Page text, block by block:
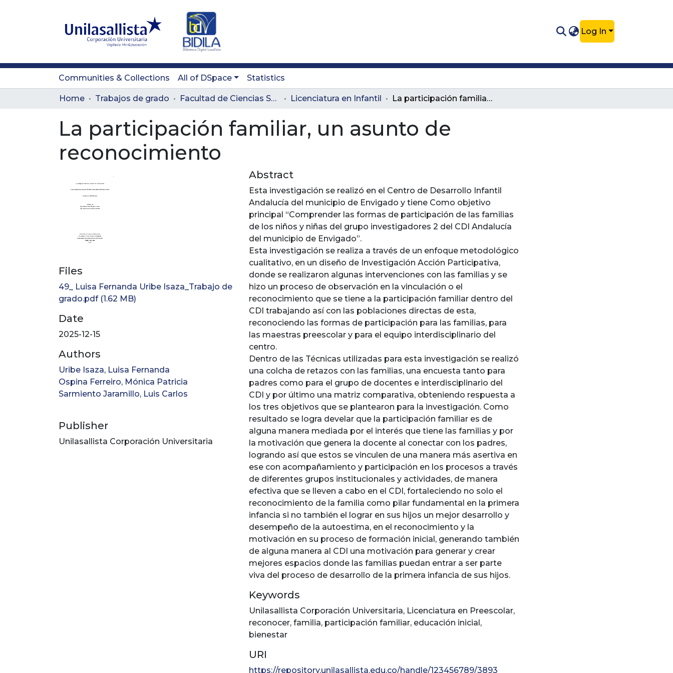
Log In
Communities & Collections All of DSpace Statistics
Home Trabajos de grado Facultad de Ciencias Sociales y Educación Licenciatura en Infantil La participación familiar, un asunto de reconocimiento
La participación familiar, un asunto de
reconocimiento
Files
49_ Luisa Fernanda Uribe Isaza_Trabajo de
grado.pdf(1.62 MB)
Date
2025-12-15
Authors
Uribe Isaza, Luisa Fernanda
Ospina Ferreiro, Mónica Patricia
Sarmiento Jaramillo, Luis Carlos
Publisher
Unilasallista Corporación Universitaria
Abstract
Esta investigación se realizó en el Centro de Desarrollo Infantil
Andalucía del municipio de Envigado y tiene Como objetivo
principal “Comprender las formas de participación de las familias
de los niños y niñas del grupo investigadores 2 del CDI Andalucía
del municipio de Envigado”.
Esta investigación se realiza a través de un enfoque metodológico
cualitativo, en un diseño de Investigación Acción Participativa,
donde se realizaron algunas intervenciones con las familias y se
hizo un proceso de observación en la vinculación o el
reconocimiento que se tiene a la participación familiar dentro del
CDI trabajando así con las poblaciones directas de esta,
reconociendo las formas de participación para las familias, para
las maestras preescolar y para el equipo interdisciplinario del
centro.
Dentro de las Técnicas utilizadas para esta investigación se realizó
una colcha de retazos con las familias, una encuesta tanto para
padres como para el grupo de docentes e interdisciplinario del
CDI y por último una matriz comparativa, obteniendo respuesta a
los tres objetivos que se plantearon para la investigación. Como
resultado se logra develar que la participación familiar es de
alguna manera mediada por el interés que tiene las familias y por
la motivación que genera la docente al conectar con los padres,
logrando así que estos se vinculen de una manera más asertiva en
ese con acompañamiento y participación en los procesos a través
de diferentes grupos institucionales y actividades, de manera
efectiva que se lleven a cabo en el CDI, fortaleciendo no solo el
reconocimiento de la familia como pilar fundamental en la primera
infancia si no también el lograr en sus hijos un mejor desarrollo y
desempeño de la autoestima, en el reconocimiento y la
motivación en su proceso de formación inicial, generando también
de alguna manera al CDI una motivación para generar y crear
mejores espacios donde las familias puedan entrar a ser parte
viva del proceso de desarrollo de la primera infancia de sus hijos.
Keywords
Unilasallista Corporación Universitaria, Licenciatura en Preescolar,
reconocer, familia, participación familiar, educación inicial,
bienestar
URI
https://repository.unilasallista.edu.co/handle/123456789/3893